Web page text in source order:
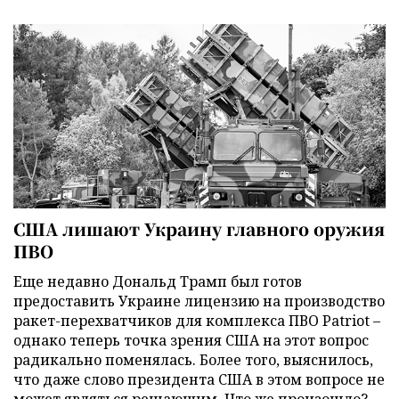
США лишают Украину главного оружия
ПВО
Еще недавно Дональд Трамп был готов
предоставить Украине лицензию на производство
ракет-перехватчиков для комплекса ПВО Patriot –
однако теперь точка зрения США на этот вопрос
радикально поменялась. Более того, выяснилось,
что даже слово президента США в этом вопросе не